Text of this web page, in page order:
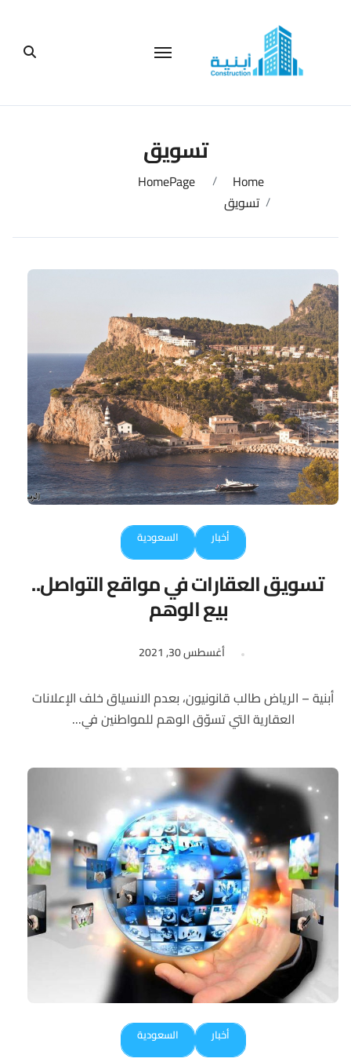
تسويق
Home
HomePage
تسويق
أخبار السعودية
تسويق العقارات في مواقع التواصل..
بيع الوهم
أغسطس 30, 2021
أبنية – الرياض طالب قانونيون، بعدم الانسياق خلف الإعلانات
العقارية التي تسوّق الوهم للمواطنين في...
أخبار السعودية